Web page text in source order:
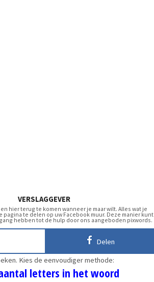
VERSLAGGEVER
hier terug te komen wanneer je maar wilt. Alles wat je
pagina te delen op uw Facebook muur. Deze manier kunt
hebben tot de hulp door ons aangeboden pixwords.
Delen
Kies de eenvoudiger methode:
letters in het woord